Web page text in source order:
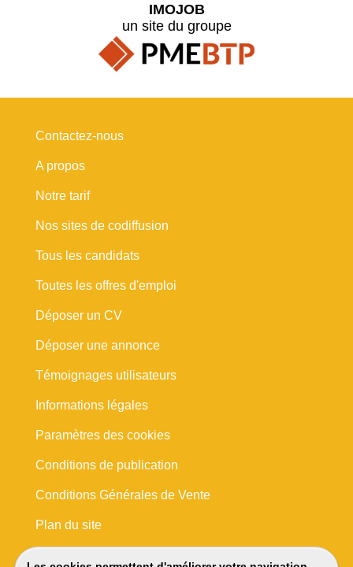
IMOJOB
un site du groupe
Contactez-nous
A propos
Notre tarif
Nos sites de codiffusion
Tous les candidats
Toutes les offres d'emploi
Déposer un CV
Déposer une annonce
Témoignages utilisateurs
Informations légales
Paramètres des cookies
Conditions de publication
Conditions Générales de Vente
Plan du site